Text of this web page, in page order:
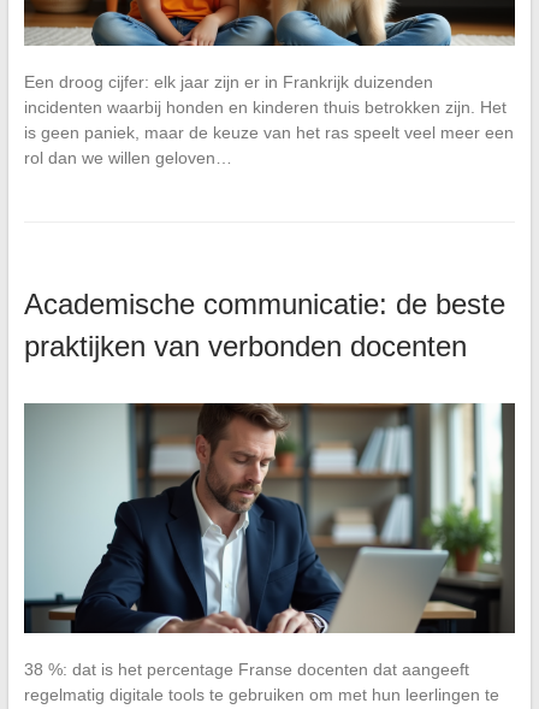
Een droog cijfer: elk jaar zijn er in Frankrijk duizenden
incidenten waarbij honden en kinderen thuis betrokken zijn. Het
is geen paniek, maar de keuze van het ras speelt veel meer een
rol dan we willen geloven…
Academische communicatie: de beste
praktijken van verbonden docenten
38 %: dat is het percentage Franse docenten dat aangeeft
regelmatig digitale tools te gebruiken om met hun leerlingen te